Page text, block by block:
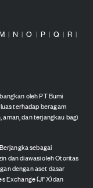
| N | O | P | Q | R |
oleh PT Bumi
terhadap beragam
aman, dan terjangkau bagi
sebagai
dan diawasi oleh Otoritas
dengan aset dasar
Exchange (JFX) dan